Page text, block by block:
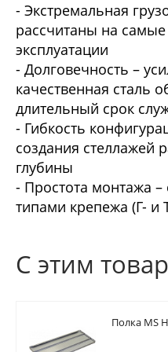
- Экстремальная
рассчитаны на
эксплуатации
- Долговечность –
качественная сталь
длительный срок
- Гибкость
создания стеллажей
глубины
- Простота монтажа
типами крепежа (Г- и
С этим
Полка MS